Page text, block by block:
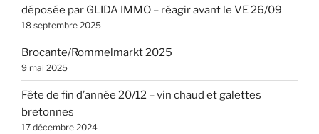
déposée par GLIDA IMMO – réagir avant le VE 26/09
18 septembre 2025
Brocante/Rommelmarkt 2025
9 mai 2025
Fête de fin d’année 20/12 – vin chaud et galettes
bretonnes
17 décembre 2024